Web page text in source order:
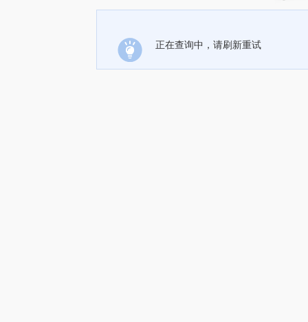
正在查询中，请刷新重试